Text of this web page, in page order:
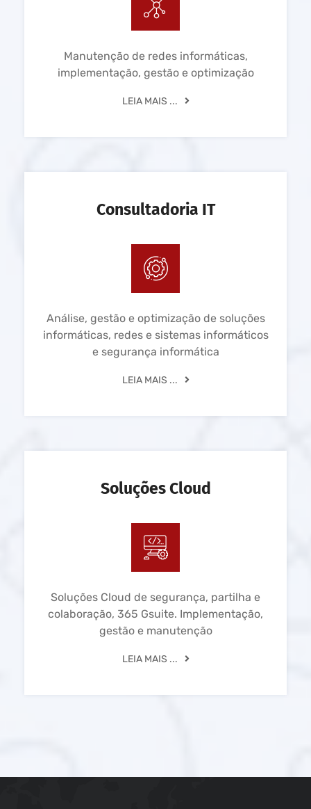
Manutenção de redes informáticas,
implementação, gestão e optimização
LEIA MAIS ...
Consultadoria IT
Análise, gestão e optimização de soluções
informáticas, redes e sistemas informáticos
e segurança informática
LEIA MAIS ...
Soluções Cloud
Soluções Cloud de segurança, partilha e
colaboração, 365 Gsuite. Implementação,
gestão e manutenção
LEIA MAIS ...